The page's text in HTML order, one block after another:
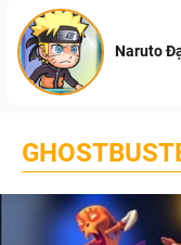
Naruto